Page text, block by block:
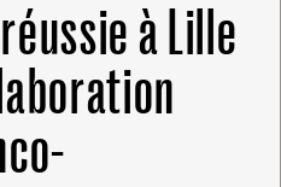
à Lille